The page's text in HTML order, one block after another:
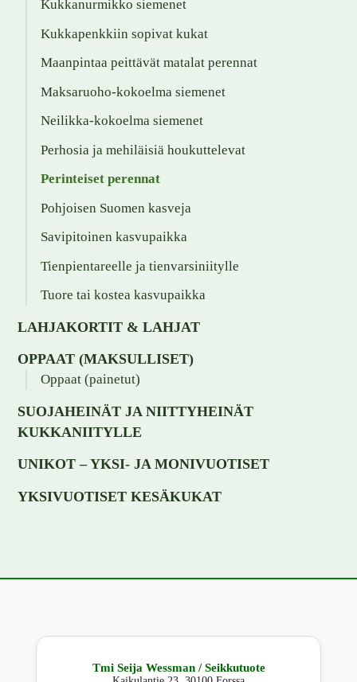
Kukkanurmikko siemenet
Kukkapenkkiin sopivat kukat
Maanpintaa peittävät matalat perennat
Maksaruoho-kokoelma siemenet
Neilikka-kokoelma siemenet
Perhosia ja mehiläisiä houkuttelevat
Perinteiset perennat
Pohjoisen Suomen kasveja
Savipitoinen kasvupaikka
Tienpientareelle ja tienvarsiniitylle
Tuore tai kostea kasvupaikka
LAHJAKORTIT & LAHJAT
OPPAAT (MAKSULLISET)
Oppaat (painetut)
SUOJAHEINÄT JA NIITTYHEINÄT
KUKKANIITYLLE
UNIKOT – YKSI- JA MONIVUOTISET
YKSIVUOTISET KESÄKUKAT
Tmi Seija Wessman / Seikkutuote